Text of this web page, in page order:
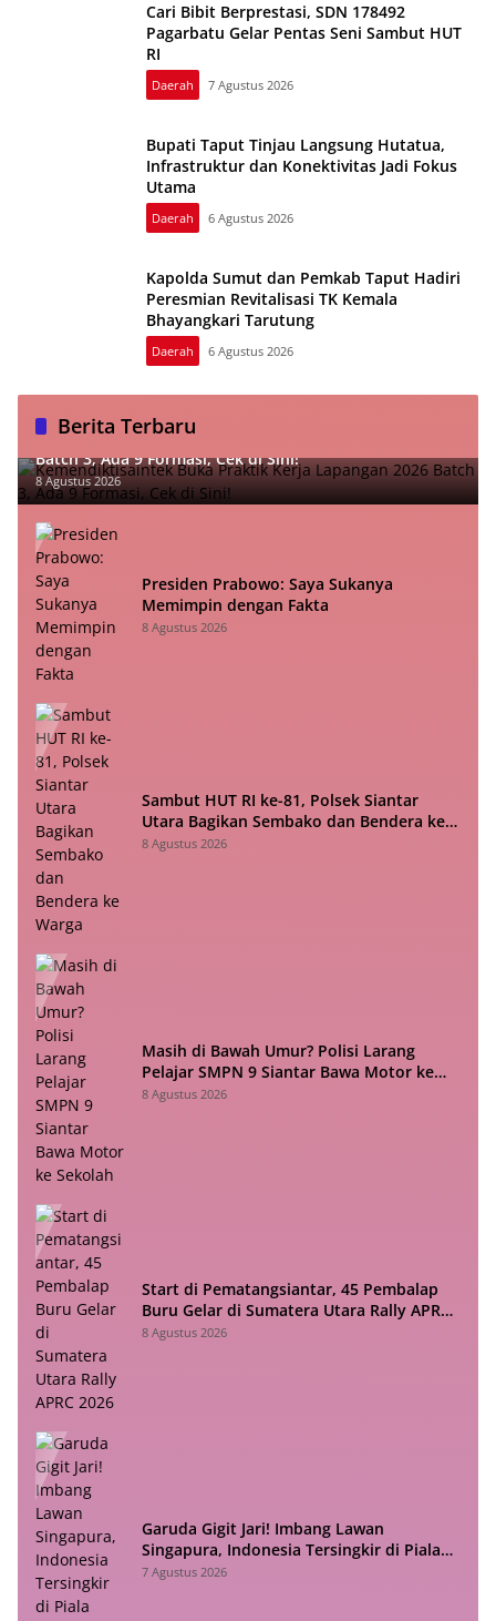
Cari Bibit Berprestasi, SDN 178492
Pagarbatu Gelar Pentas Seni Sambut HUT
RI
Daerah 7 Agustus 2026
Bupati Taput Tinjau Langsung Hutatua,
Infrastruktur dan Konektivitas Jadi Fokus
Utama
Daerah 6 Agustus 2026
Kapolda Sumut dan Pemkab Taput Hadiri
Peresmian Revitalisasi TK Kemala
Bhayangkari Tarutung
Daerah 6 Agustus 2026
Berita Terbaru
Kemendiktisaintek Buka Praktik Kerja Lapangan 2026
Batch 3, Ada 9 Formasi, Cek di Sini!
8 Agustus 2026
Presiden Prabowo: Saya Sukanya
Memimpin dengan Fakta
8 Agustus 2026
Sambut HUT RI ke-81, Polsek Siantar
Utara Bagikan Sembako dan Bendera ke
Warga
8 Agustus 2026
Masih di Bawah Umur? Polisi Larang
Pelajar SMPN 9 Siantar Bawa Motor ke
Sekolah
8 Agustus 2026
Start di Pematangsiantar, 45 Pembalap
Buru Gelar di Sumatera Utara Rally APRC
2026
8 Agustus 2026
Garuda Gigit Jari! Imbang Lawan
Singapura, Indonesia Tersingkir di Piala
ASEAN 2026
7 Agustus 2026